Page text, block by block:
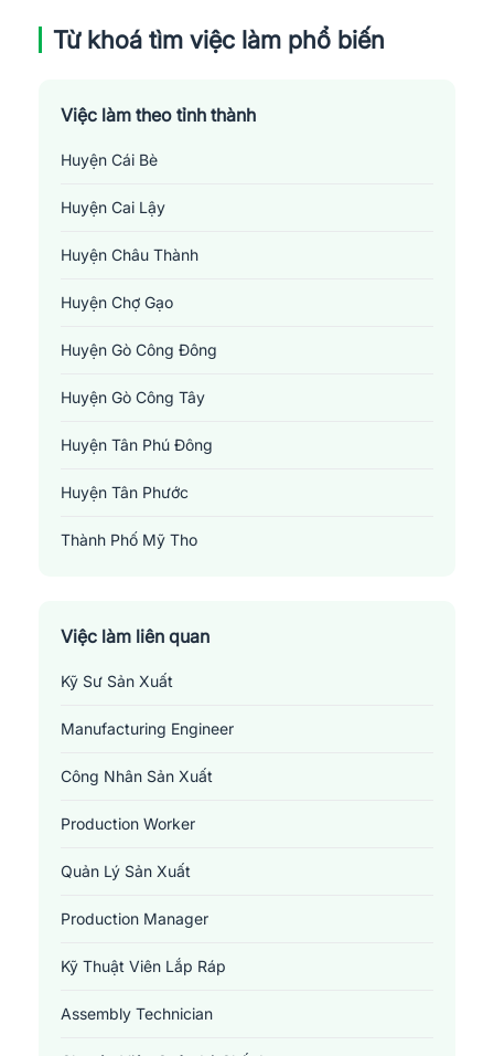
Từ khoá tìm việc làm phổ biến
Việc làm theo tỉnh thành
Huyện Cái Bè
Huyện Cai Lậy
Huyện Châu Thành
Huyện Chợ Gạo
Huyện Gò Công Đông
Huyện Gò Công Tây
Huyện Tân Phú Đông
Huyện Tân Phước
Thành Phố Mỹ Tho
Thị Xã Gò Công
Việc làm liên quan
Kỹ Sư Sản Xuất
Manufacturing Engineer
Công Nhân Sản Xuất
Production Worker
Quản Lý Sản Xuất
Production Manager
Kỹ Thuật Viên Lắp Ráp
Assembly Technician